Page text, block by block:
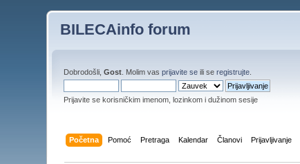
BILECAinfo forum
Dobrodošli,Gost . Molim vasprijavite se ili seregistrujte
Prijavite se korisničkim imenom, lozinkom i dužinom sesije
Početna Pomoć Pretraga Kalendar Članovi Prijavljivanje